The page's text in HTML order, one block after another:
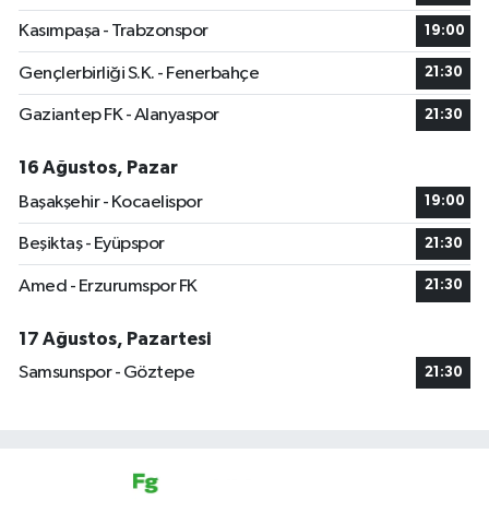
Kasımpaşa - Trabzonspor 19:00
Gençlerbirliği S.K. - Fenerbahçe 21:30
Gaziantep FK - Alanyaspor 21:30
16 Ağustos, Pazar
Başakşehir - Kocaelispor
19:00
Beşiktaş - Eyüpspor 21:30
Amed - Erzurumspor FK 21:30
17 Ağustos, Pazartesi
Samsunspor - Göztepe
21:30